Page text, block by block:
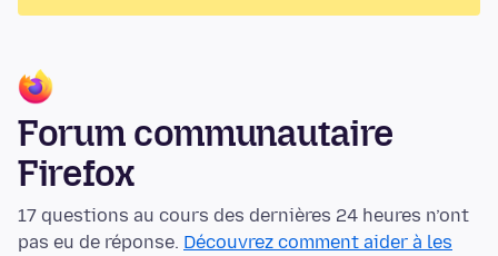
Forum communautaire
Firefox
17 questions au cours des dernières 24 heures n’ont
pas eu de réponse. Découvrez comment aider à les